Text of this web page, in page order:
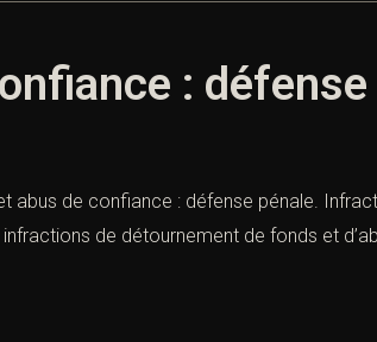
: défense
abus de confiance : défense pénale.
de détournement de fonds et